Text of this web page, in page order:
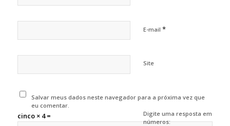
E-mail *
Site
Salvar meus dados neste navegador para a próxima vez que
eu comentar.
Digite uma resposta em
números:
cinco × 4 =